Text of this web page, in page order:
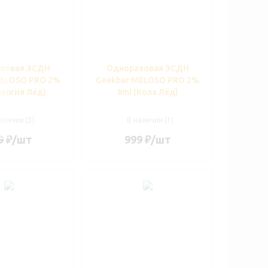
ЭСДН
PRO 2%
Лёд)
₽/шт
Одноразовая ЭСДН
Geekbar MELOSO PRO 2%
8ml (Кола Лёд)
999₽/шт